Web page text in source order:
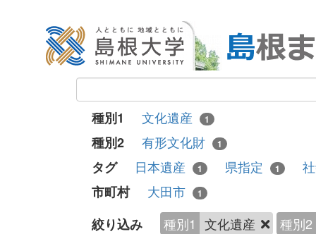
種別1 文化遺産 1
種別2 有形文化財 1
タグ 日本遺産 1 県指定 1
市町村
大田市 1
絞り込み 種別1 文化遺産
種別2